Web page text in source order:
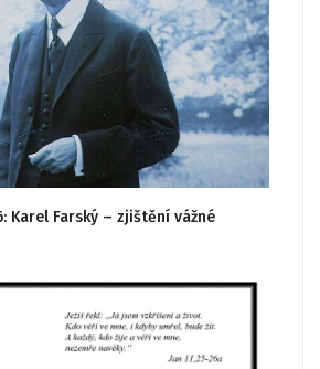
Karel Farský – zjištění vážné